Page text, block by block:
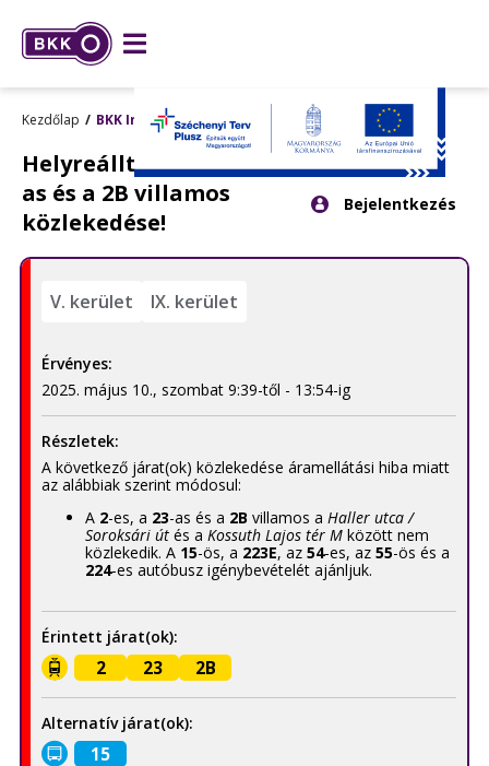
Kezdőlap BKK Info
Helyreállt a 2-es, a 23-
as és a 2B villamos
közlekedése!
Bejelentkezés
ide
V. kerület IX. kerület
Érvényes:
2025. május 10., szombat 9:39-től - 13:54-ig
Részletek:
A következő járat(ok) közlekedése áramellátási hiba miatt
az alábbiak szerint módosul:
A 2-es, a 23-as és a 2B villamos a Haller utca /
Soroksári út és a Kossuth Lajos tér M között nem
közlekedik. A 15-ös, a 223E, az 54-es, az 55-ös és a
224-es autóbusz igénybevételét ajánljuk.
Érintett járat(ok):
2 23 2B
Alternatív járat(ok):
15